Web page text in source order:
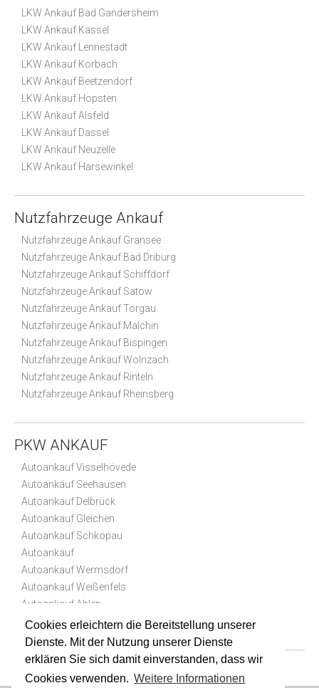
Cookies erleichtern die Bereitstellung unserer
Dienste. Mit der Nutzung unserer Dienste
erklären Sie sich damit einverstanden, dass wir
Cookies verwenden. Weitere Informationen
LKW Ankauf Bad Gandersheim
LKW Ankauf Kassel
LKW Ankauf Lennestadt
LKW Ankauf Korbach
LKW Ankauf Beetzendorf
LKW Ankauf Hopsten
LKW Ankauf Alsfeld
LKW Ankauf Dassel
LKW Ankauf Neuzelle
LKW Ankauf Harsewinkel
Nutzfahrzeuge Ankauf
Nutzfahrzeuge Ankauf Gransee
Nutzfahrzeuge Ankauf Bad Driburg
Nutzfahrzeuge Ankauf Schiffdorf
Nutzfahrzeuge Ankauf Satow
Nutzfahrzeuge Ankauf Torgau
Nutzfahrzeuge Ankauf Malchin
Nutzfahrzeuge Ankauf Bispingen
Nutzfahrzeuge Ankauf Wolnzach
Nutzfahrzeuge Ankauf Rinteln
Nutzfahrzeuge Ankauf Rheinsberg
PKW ANKAUF
Autoankauf Visselhövede
Autoankauf Seehausen
Autoankauf Delbrück
Autoankauf Gleichen
Autoankauf Schkopau
Autoankauf
Autoankauf Wermsdorf
Autoankauf Weißenfels
Autoankauf Ahlen
Autoankauf Erkelenz